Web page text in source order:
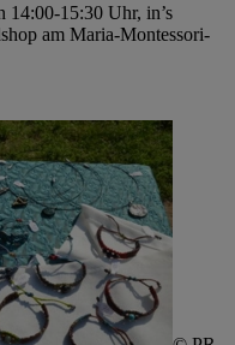
14:00-15:30 Uhr, in’s
am Maria-Montessori-